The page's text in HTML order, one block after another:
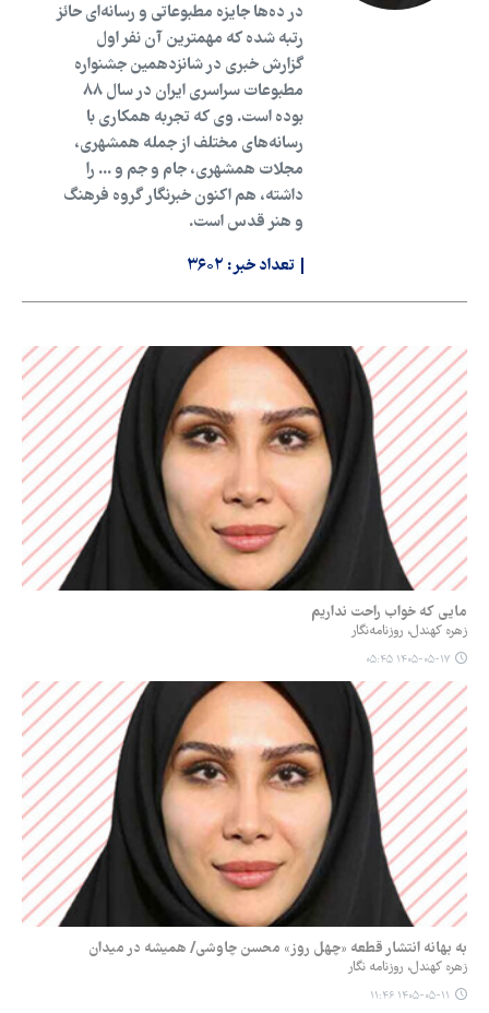
در ده‌ها جایزه مطبوعاتی و رسانه‌ای حائز
رتبه شده که مهمترین آن نفر اول
گزارش خبری در شانزدهمین جشنواره
مطبوعات سراسری ایران در سال ۸۸
بوده است. وی که تجربه همکاری با
رسانه‌های مختلف از جمله همشهری،
مجلات همشهری، جام و جم و ... را
داشته، هم اکنون خبرنگار گروه فرهنگ
و هنر قدس است.
تعداد خبر: ۳۶۰۲
مایی که خواب راحت نداریم
زهره کهندل، روزنامه‌نگار
۱۴۰۵-۰۵-۱۷ ۰۵:۴۵
به بهانه انتشار قطعه «چهل روز» محسن چاوشی/ همیشه در میدان
زهره کهندل، روزنامه نگار
۱۴۰۵-۰۵-۱۱ ۱۱:۴۶